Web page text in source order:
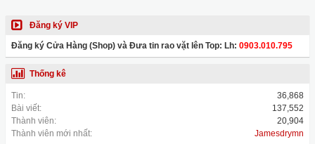
Đăng ký VIP
Đăng ký Cửa Hàng (Shop) và Đưa tin rao vặt lên Top: Lh: 0903.010.795
Thống kê
Tin:
36,868
Bài viết:
137,552
Thành viên:
20,904
Thành viên mới nhất:
Jamesdrymn